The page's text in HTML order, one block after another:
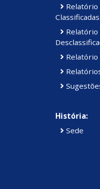
Classificadas
Relatório
História:
Sede